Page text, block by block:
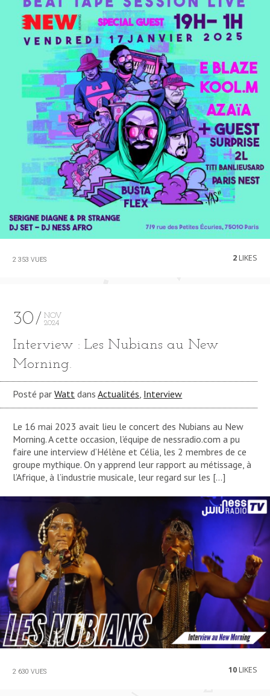
2 353 VUES 2LIKES
30
NOV
2024
Interview : Les Nubians au New
Morning.
Posté parWatt dansActualités, Interview
Le 16 mai 2023 avait lieu le concert des Nubians au New
Morning. A cette occasion, l’équipe de nessradio.com a pu
faire une interview d’Hélène et Célia, les 2 membres de ce
groupe mythique. On y apprend leur rapport au métissage, à
l’Afrique, à l’industrie musicale, leur regard sur les […]
2 630 VUES 10LIKES